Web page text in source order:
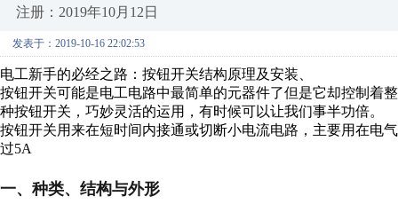
注册：2019年10月12日
发表于：2019-10-16 22:02:53
电工新手的必经之路：按钮开关结构原理及安装、
按钮开关可能是电工电路中最简单的元器件了但是它却控制着
种按钮开关，巧妙灵活的运用，有时候可以让我们事半功倍。
按钮开关用来在短时间内接通或切断小电流电路，主要用在电
过5A
一、种类、结构与外形